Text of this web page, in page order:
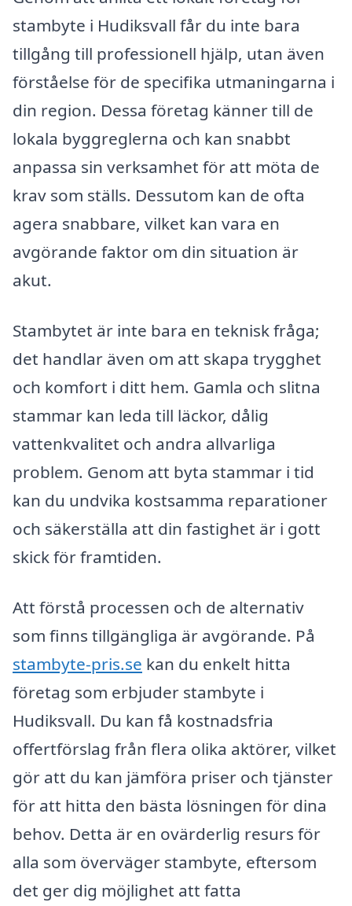
stambyte i Hudiksvall får du inte bara
tillgång till professionell hjälp, utan även
förståelse för de specifika utmaningarna i
din region. Dessa företag känner till de
lokala byggreglerna och kan snabbt
anpassa sin verksamhet för att möta de
krav som ställs. Dessutom kan de ofta
agera snabbare, vilket kan vara en
avgörande faktor om din situation är
akut.
Stambytet är inte bara en teknisk fråga;
det handlar även om att skapa trygghet
och komfort i ditt hem. Gamla och slitna
stammar kan leda till läckor, dålig
vattenkvalitet och andra allvarliga
problem. Genom att byta stammar i tid
kan du undvika kostsamma reparationer
och säkerställa att din fastighet är i gott
skick för framtiden.
Att förstå processen och de alternativ
som finns tillgängliga är avgörande. På
stambyte-pris.se kan du enkelt hitta
företag som erbjuder stambyte i
Hudiksvall. Du kan få kostnadsfria
offertförslag från flera olika aktörer, vilket
gör att du kan jämföra priser och tjänster
för att hitta den bästa lösningen för dina
behov. Detta är en ovärderlig resurs för
alla som överväger stambyte, eftersom
det ger dig möjlighet att fatta